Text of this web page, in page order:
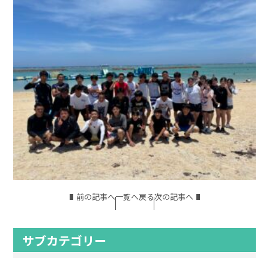
前の記事へ一覧へ戻る次の記事へ
サブカテゴリー